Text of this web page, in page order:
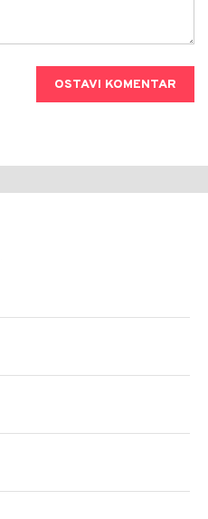
OSTAVI KOMENTAR